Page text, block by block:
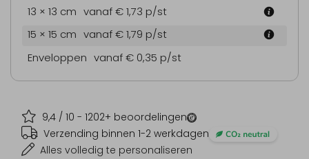
9,4 / 10 - 1202+ beoordelingen
Verzending binnen 1-2 werkdagen
Alles volledig te personaliseren
13 × 13 cm vanaf € 1,73 p/st
15 × 15 cm vanaf € 1,79 p/st
Enveloppen vanaf € 0,35 p/st